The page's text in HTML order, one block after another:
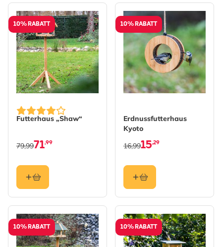
10% RABATT
Futterhaus „Shaw“
71,99
79,99
10% RABATT
Erdnussfutterhaus
Kyoto
15,29
16,99
10% RABATT 10% RABATT